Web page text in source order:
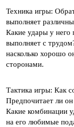
Техника игры:
выполняет
Какие удары у него
выполняет с
насколько хорошо
сторонами.
Тактика игры: Как
Предпочитает ли
Какие комбинации
на его любимые